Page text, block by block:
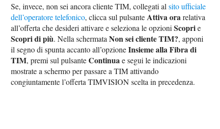
Se, invece, non sei ancora cliente TIM, collegati alsito ufficiale
dell’operatore telefonico, clicca sul pulsante Attiva orarelativa
all’offerta che desideri attivare e seleziona le opzioniScoprie
Scopri di più. Nella schermataNon sei cliente TIM?, apponi
il segno di spunta accanto all’opzioneInsieme alla Fibra di
TIM, premi sul pulsanteContinuae segui le indicazioni
mostrate a schermo per passare a TIM attivando
congiuntamente l’offerta TIMVISION scelta in precedenza.